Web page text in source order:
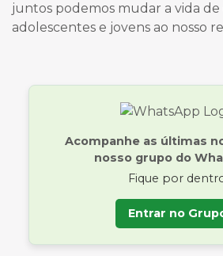
juntos podemos mudar a vida
adolescentes e jovens ao nosso
Acompanhe as últimas
nosso grupo do
Fique por
Entrar no